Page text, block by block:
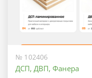
№ 102406
ДСП, ДВП, Фанера